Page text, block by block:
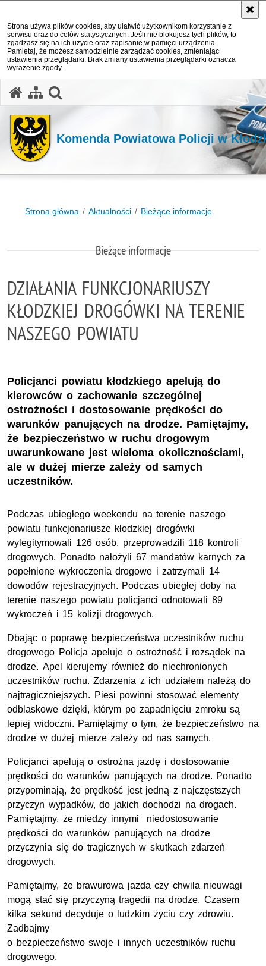
Strona używa plików cookies, aby ułatwić użytkownikom korzystanie z
serwisu oraz do celów statystycznych. Jeśli nie blokujesz tych plików, to
zgadzasz się na ich użycie oraz zapisanie w pamięci urządzenia.
Pamiętaj, że możesz samodzielnie zarządzać cookies, zmieniając
ustawienia przeglądarki. Brak zmiany ustawienia przeglądarki oznacza
wyrażenie zgody.
Komenda Powiatowa Policji w
Strona główna Aktualności Bieżące informacje
Bieżące informacje
DZIAŁANIA FUNKCJONARIUSZY
KŁODZKIEJ DROGÓWKI NA TERENIE
NASZEGO POWIATU
Policjanci powiatu kłodzkiego apelują do
kierowców o zachowanie szczególnej
ostrożności i dostosowanie prędkości do
warunków panujących na drodze. Pamiętajmy,
że bezpieczeństwo w ruchu drogowym
uwarunkowane jest wieloma okolicznościami,
ale w dużej mierze zależy od samych
uczestników.
Podczas ubiegłego weekendu na terenie naszego
powiatu funkcjonariusze kłodzkiej drogówki
wylegitymowali 126 osób, przeprowadzili 118 kontroli
drogowych. Ponadto nałożyli 67 mandatów karnych za
popełnione wykroczenia drogowe i zatrzymali 14
dowodów rejestracyjnych. Podczas ubiegłej doby na
terenie naszego powiatu policjanci odnotowali 89
wykroczeń i 15 kolizji drogowych.
Dbając o poprawę bezpieczeństwa uczestników ruchu
drogowego Policja apeluje o ostrożność i rozsądek na
drodze. Apel kierujemy również do niechronionych
uczestników ruchu. Zdarzenia z ich udziałem należą do
najtragiczniejszych. Piesi powinni stosować elementy
odblaskowe dzięki, którym po zapadnięciu zmroku są
lepiej widoczni. Pamiętajmy o tym, że bezpieczeństwo na
drodze w dużej mierze zależy od nas samych.
Policjanci apelują o ostrożna jazdę i dostosowanie
prędkości do warunków panujących na drodze. Ponadto
przypominają, że prędkość jest jedną z najczęstszych
przyczyn wypadków, do jakich dochodzi na drogach.
Pamiętajmy, że miedzy innymi niedostosowanie
prędkości do warunków panujących na drodze
przyczynia się do tragicznych w skutkach zdarzeń
drogowych.
Pamiętajmy, że brawurowa jazda czy chwila nieuwagi
mogą stać się przyczyną tragedii na drodze. Czasem
kilka sekund decyduje o ludzkim życiu czy zdrowiu.
Zadbajmy
o bezpieczeństwo swoje i innych uczestników ruchu
drogowego.